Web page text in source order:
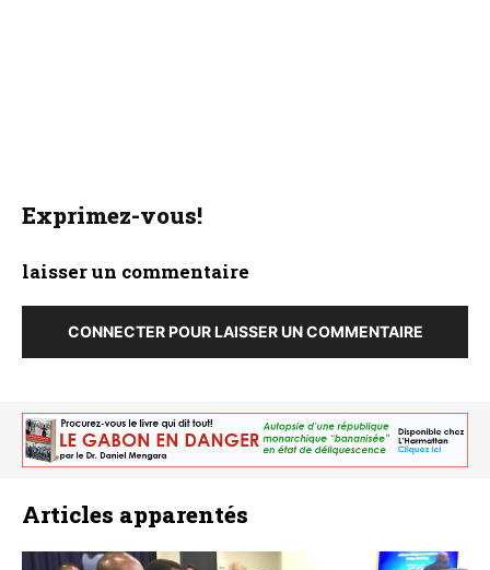
Exprimez-vous!
laisser un commentaire
CONNECTER POUR LAISSER UN COMMENTAIRE
Articles apparentés